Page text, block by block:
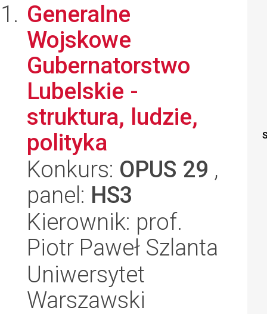
Generalne
Wojskowe
Gubernatorstwo
Lubelskie -
struktura, ludzie,
polityka
Konkurs: OPUS 29 ,
panel: HS3
Kierownik: prof.
Piotr Paweł Szlanta
Uniwersytet
Warszawski